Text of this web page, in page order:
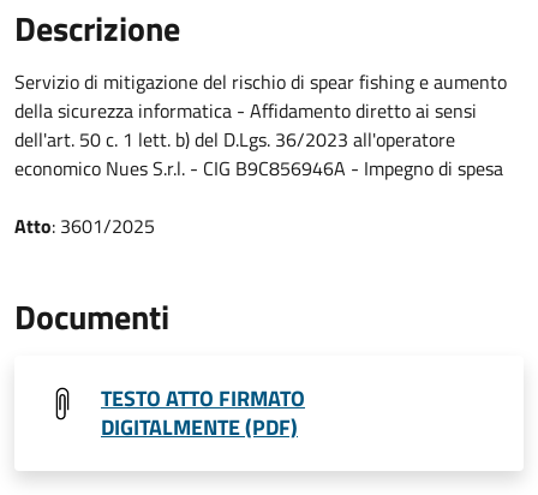
Descrizione
Servizio di mitigazione del rischio di spear fishing e aumento
della sicurezza informatica - Affidamento diretto ai sensi
dell'art. 50 c. 1 lett. b) del D.Lgs. 36/2023 all'operatore
economico Nues S.r.l. - CIG B9C856946A - Impegno di spesa
Atto: 3601/2025
Documenti
TESTO ATTO FIRMATO
DIGITALMENTE (PDF)